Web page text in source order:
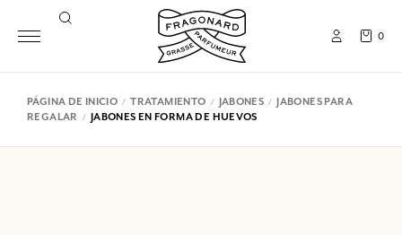
0
PÁGINA DE INICIO TRATAMIENTO JABONES
JABONES PARA
REGALAR
JABONES EN FORMA DE HUEVOS